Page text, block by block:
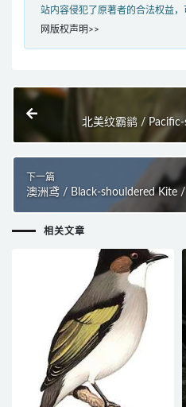
站内容侵犯了原著者的合法权益，
网版权声明>>
北美纹霸鹟 /
下一篇
澳洲鸢 / Black-shouldered Kite /
相关文章